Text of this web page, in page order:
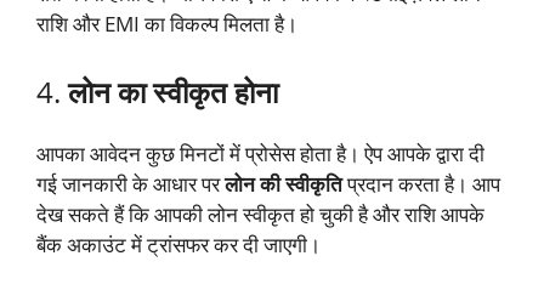
राशि और EMI का विकल्प मिलता है।
4.लोन का स्वीकृत होना
आपका आवेदन कुछ मिनटों में प्रोसेस होता है। ऐप आपके द्वारा दी
गई जानकारी के आधार परलोन की स्वीकृतिप्रदान करता है। आप
देख सकते हैं कि आपकी लोन स्वीकृत हो चुकी है और राशि आपके
बैंक अकाउंट में ट्रांसफर कर दी जाएगी।